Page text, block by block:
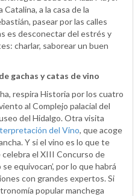
a la casa de la
pasear por las calles
es desconectar del estrés y
charlar, saborear un buen
gachas y catas de vino
respira Historia por los cuatro
al Complejo palacial del
del Hidalgo. Otra visita
del Vino, que acoge
Y si el vino es lo que te
celebra el XIII Concurso de
equivocan’, por lo que habrá
con grandes expertos. Si
popular manchega